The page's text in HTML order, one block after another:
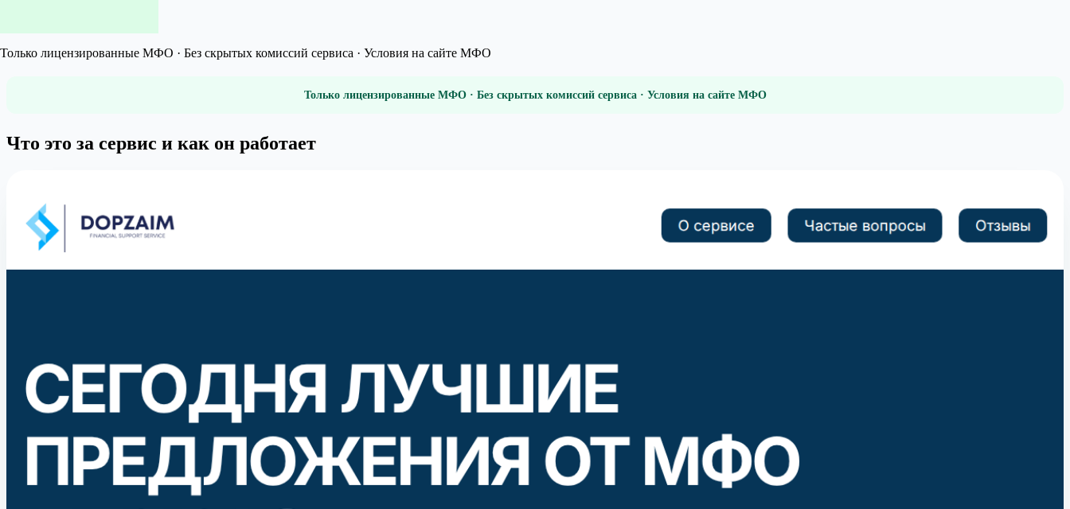
Только лицензированные МФО · Без скрытых комиссий сервиса · Условия на сайте МФО
Только лицензированные МФО · Без скрытых комиссий сервиса · Условия на сайте МФО
Что это за сервис и как он работает